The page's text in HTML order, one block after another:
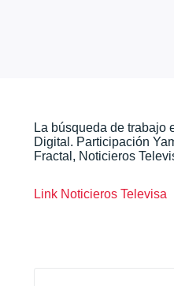
La búsqueda de trabajo
Digital. Participación
Fractal, Noticieros
Link Noticieros Televisa